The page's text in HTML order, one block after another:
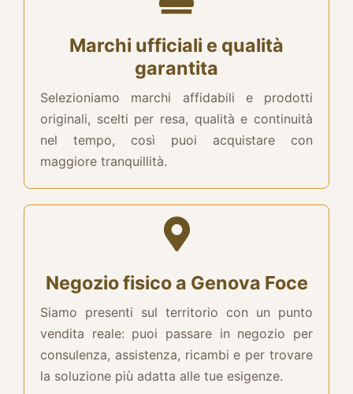
Marchi ufficiali e qualità
garantita
Selezioniamo marchi affidabili e prodotti
originali, scelti per resa, qualità e continuità
nel tempo, così puoi acquistare con
maggiore tranquillità.
Negozio fisico a Genova Foce
Siamo presenti sul territorio con un punto
vendita reale: puoi passare in negozio per
consulenza, assistenza, ricambi e per trovare
la soluzione più adatta alle tue esigenze.